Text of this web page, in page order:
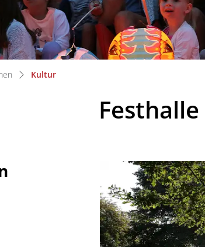
Kultur(ausgewählt)
Zugehörige